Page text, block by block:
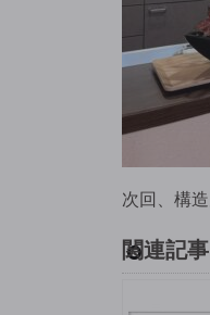
次回、構
関連記